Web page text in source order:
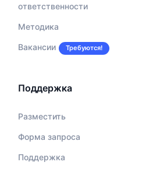
ответственности
Методика
Вакансии Требуются!
Поддержка
Разместить
Форма запроса
Поддержка